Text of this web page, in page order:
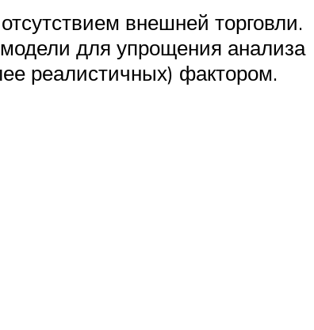
внешней торговли.
для упрощения анализа
реалистичных) фактором.